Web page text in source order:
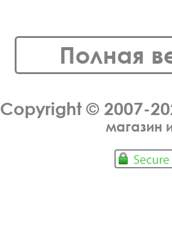
Полная
Copyright © 2007-
магазин